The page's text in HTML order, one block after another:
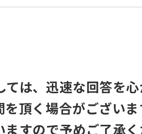
は、迅速な回答を
頂く場合がござい
すので予めご了承く